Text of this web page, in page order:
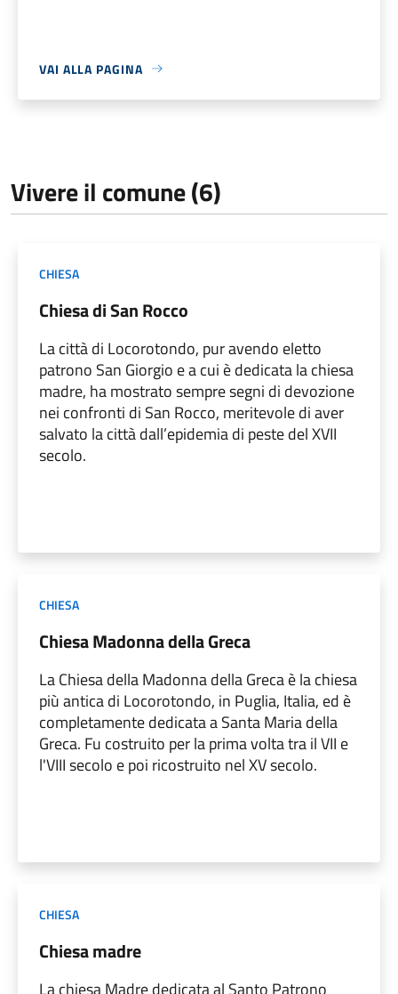
VAI ALLA PAGINA
Vivere il comune (6)
CHIESA
Chiesa di San Rocco
La città di Locorotondo, pur avendo eletto
patrono San Giorgio e a cui è dedicata la chiesa
madre, ha mostrato sempre segni di devozione
nei confronti di San Rocco, meritevole di aver
salvato la città dall’epidemia di peste del XVII
secolo.
CHIESA
Chiesa Madonna della Greca
La Chiesa della Madonna della Greca è la chiesa
più antica di Locorotondo, in Puglia, Italia, ed è
completamente dedicata a Santa Maria della
Greca. Fu costruito per la prima volta tra il VII e
l'VIII secolo e poi ricostruito nel XV secolo.
CHIESA
Chiesa madre
La chiesa Madre dedicata al Santo Patrono